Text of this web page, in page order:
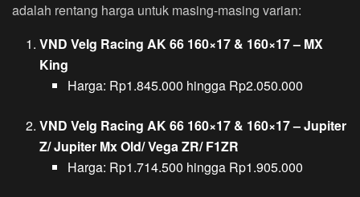
adalah rentang harga untuk masing-masing varian:
VND Velg Racing AK 66 160×17 & 160×17 – MX
King
Harga: Rp1.845.000 hingga Rp2.050.000
VND Velg Racing AK 66 160×17 & 160×17 – Jupiter
Z/ Jupiter Mx Old/ Vega ZR/ F1ZR
Harga: Rp1.714.500 hingga Rp1.905.000